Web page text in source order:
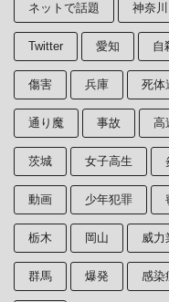
ネットで話題 神奈川
Twitter 愛知 自
傷害 兵庫 死体
通り魔 事故 高
茨城 女子高生
動画 少年犯罪
栃木 岡山 威力
群馬 爆発 感染